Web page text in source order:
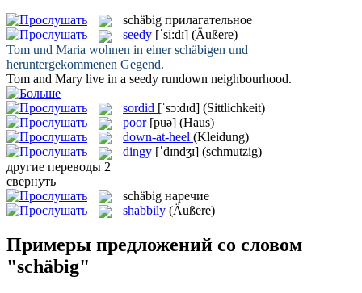
schäbig прилагательное
seedy [ˈsi:dɪ] (Äußere)
Tom und Maria wohnen in einerschäbigen und
heruntergekommenen Gegend.
Tom and Mary live in a seedy rundown neighbourhood.
sordid [ˈsɔ:dɪd] (Sittlichkeit)
poor [puə] (Haus)
down-at-heel (Kleidung)
dingy [ˈdɪndʒɪ] (schmutzig)
другие переводы 2
свернуть
schäbig наречие
shabbily (Äußere)
Примеры предложений со словом
"schäbig"